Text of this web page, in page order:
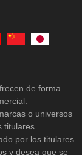
de forma
o universos
titulares.
por los titulares
y desea que se